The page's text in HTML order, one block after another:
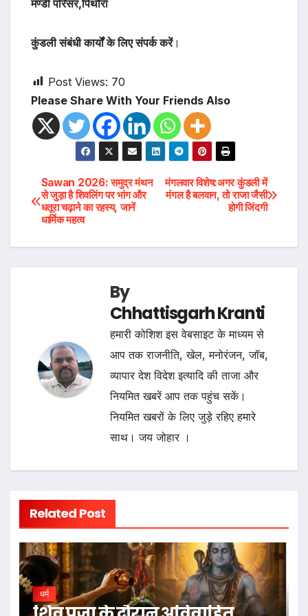
मण्डी परिसर,पिथौरा
कुंडली संबंधी कार्यों के लिए संपर्क करें।
Post Views: 70
Please Share With Your Friends Also
Post
navigation
मंगलवार विशेष:अगर कुंडली में
मंगल है बलवान, तो राजा जैसी
होगी जिंदगी
Sawan 2026: समुद्र मंथन
से जुड़ा है शिवलिंग पर भांग और
धतूरा चढ़ाने का रहस्य, जानें
धार्मिक महत्व
By
Chhattisgarh Kranti
हमारी कोशिश इस वेबसाइट के माध्यम से
आप तक राजनीति, खेल, मनोरंजन, जॉब,
व्यापार देश विदेश इत्यादि की ताजा और
नियमित खबरें आप तक पहुंच सकें।
नियमित खबरों के लिए जुड़े रहिए हमारे
साथ। जय जोहार ।
Related Post
धर्म